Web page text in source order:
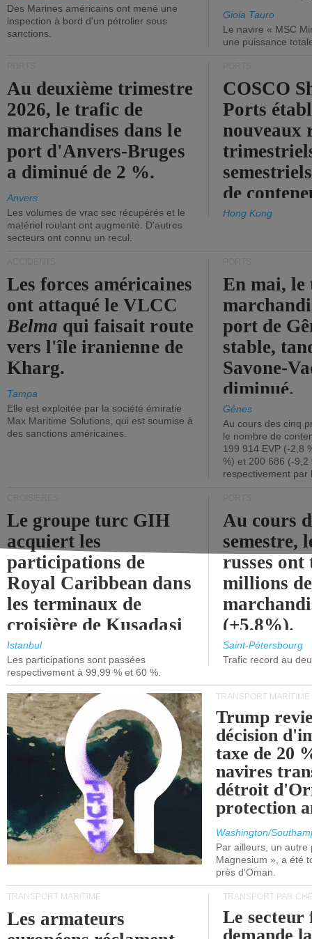
Des Marines américains ont mené une
inspection à bord d'un pétrolier sous
sanctions.
Gioia Tauro
Le navire « MSC
une puissance
Au deuxième trimestre
2026, le trafic de
marchandises dans le
port d'Anvers-Bruges
a diminué de 2 %.
Anvers
Les volumes de vrac sec récupérés et le
matériel roulant ont augmenté. D'autres
secteurs ont connu un recul.
COSCO
Ports
nouveaux
de
Hong Kong
Les forces américaines
ont attaqué le VLCC
Belma qui faisait route
vers l'île iranienne de
Kharg.
Tampa
Elle est exploitée par la société émiratie
Max Maritime Solutions, qui est soumise à
des sanctions américaines.
En mai, le
port de
stable,
Savone-
diminué.
Gênes
Au cours des cinq
le nombre de
199 914 EVP (-2,8
%) et 200 686 (-9,2
respectivement par
Le groupe turc GIH
acquiert les
participations de
Royal Caribbean dans
les terminaux de
croisière de Kusadasi
et de Lisbonne.
Istanbul
Les participations sont passées
respectivement à 99,99 % et 60 %.
Au cours
semestre,
russes
millions
(+5,8%).
Saint-Pétersbourg
Trafic record au
TRANSPORT MARITIME
Trump
décision
taxe de 20
navires
détroit
protection
Washington/
Par ailleurs, un autre
Magnesium », a été
près d'Oman.
TRANSPORT MARITIME
Les armateurs
TRANSPORT PAR
Le